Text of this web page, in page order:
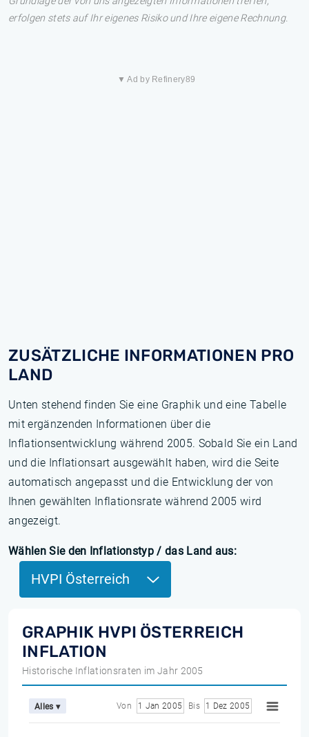
erfolgen stets auf Ihr eigenes Risiko und Ihre eigene Rechnung.
▼ Ad by Refinery89
ZUSÄTZLICHE INFORMATIONEN PRO
LAND
Unten stehend finden Sie eine Graphik und eine Tabelle
mit ergänzenden Informationen über die
Inflationsentwicklung während 2005. Sobald Sie ein Land
und die Inflationsart ausgewählt haben, wird die Seite
automatisch angepasst und die Entwicklung der von
Ihnen gewählten Inflationsrate während 2005 wird
angezeigt.
Wählen Sie den Inflationstyp / das Land aus:
HVPI Österreich
GRAPHIK HVPI ÖSTERREICH
INFLATION
Historische Inflationsraten im Jahr 2005
Alles ▾ Von 1 Jan 2005 Bis 1 Dez 2005